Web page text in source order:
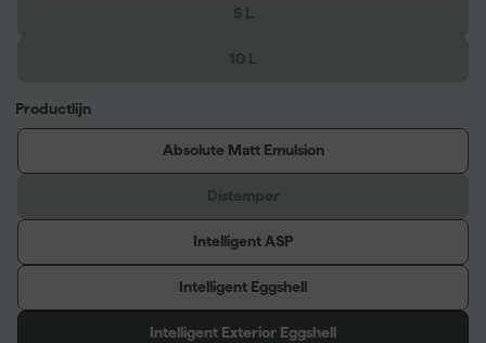
Productlijn
Absolute Matt Emulsion
Intelligent ASP
Intelligent Eggshell
Intelligent Exterior Eggshell